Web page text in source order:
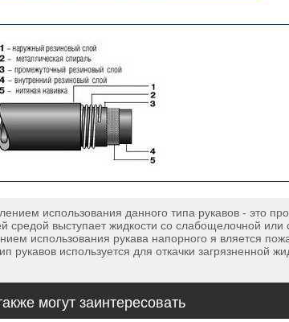
использования данного типа рукавов - это
средой выступает жидкости со слабощелочной
использования рукава напорного я вляется
используется для откачки загрязненной
могут заинтересовать